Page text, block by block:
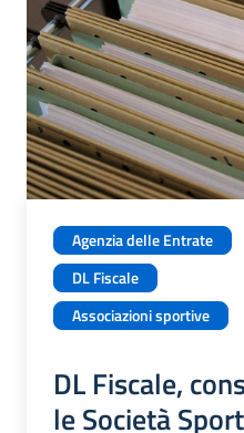
Agenzia delle Entrate
DL Fiscale
Associazioni sportive
DL Fiscale,
le Società